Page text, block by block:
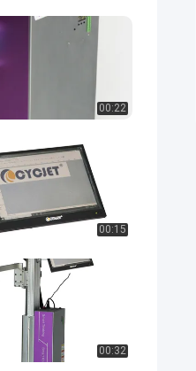
00:22
00:15
00:32